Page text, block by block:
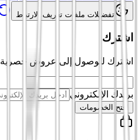
تفضيلات ملفات تعريف الارتباط
اشترك
اشترك للوصول إلى عروض حصرية
بريدك الإلكتروني
افتح الخصومات